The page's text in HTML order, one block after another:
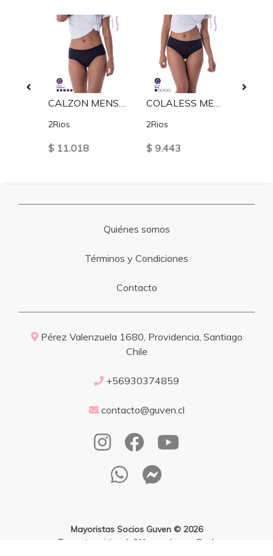
2Rios
$ 11.018
2Rios
$ 9.443
Quiénes somos
Términos y Condiciones
Contacto
Pérez Valenzuela 1680, Providencia, Santiago
Chile
+56930374859
contacto@guven.cl
Mayoristas Socios Guven © 2026
¿Te gusta mi tienda? Yo vendo con Bsale